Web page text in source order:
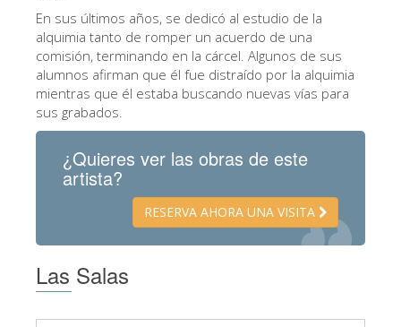
En sus últimos años, se dedicó al estudio de la
alquimia tanto de romper un acuerdo de una
comisión, terminando en la cárcel. Algunos de sus
alumnos afirman que él fue distraído por la alquimia
mientras que él estaba buscando nuevas vías para
sus grabados.
¿Quieres ver las obras de este
artista?
RESERVA AHORA UNA VISITA
Las Salas